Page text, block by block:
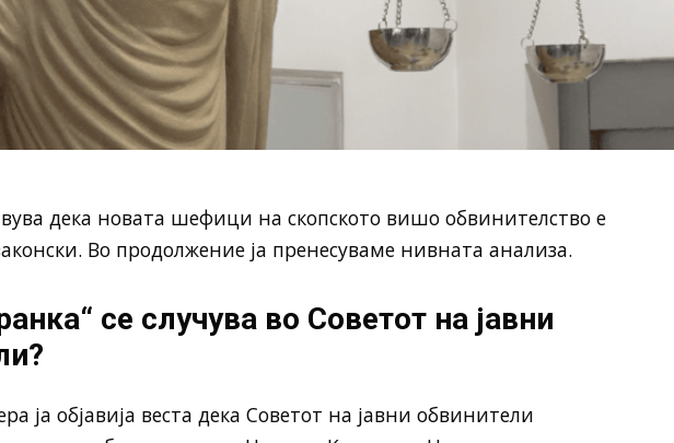
дека новата шефици на скопското вишо обвинителство е
Во продолжение ја пренесуваме нивната анализа.
се случува во Советот на јавни
ја објавија веста дека Советот на јавни обвинители